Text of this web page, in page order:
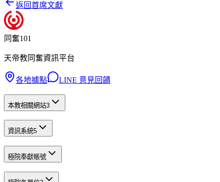
返回首席文獻
同奮101
天帝教同奮資訊平台
各地據點 LINE 意見回饋
本教相關網站3
資訊系統5
極院奉獻帳號